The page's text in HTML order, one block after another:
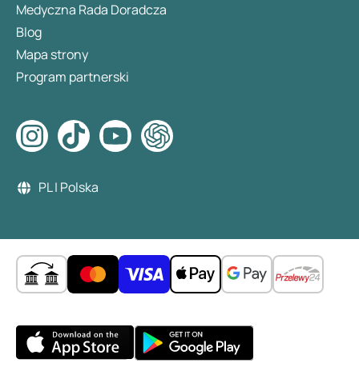
Medyczna Rada Doradcza
Blog
Mapa strony
Program partnerski
PL | Polska